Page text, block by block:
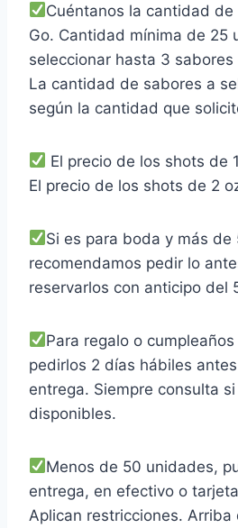
Cuéntanos la cantidad de
Go. Cantidad mínima de 25
seleccionar hasta 3
La cantidad de sabores a
según la cantidad que
El precio de los shots de
El precio de los shots de 2
Si es para boda y más
recomendamos pedir lo
reservarlos con anticipo del
Para regalo o
pedirlos 2 días hábiles
entrega. Siempre consulta
disponibles.
Menos de 50 unidades,
entrega, en efectivo o
Aplican restricciones.